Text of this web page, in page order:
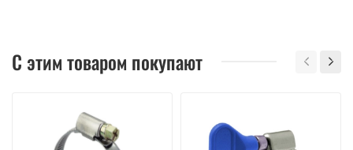
С этим товаром покупают